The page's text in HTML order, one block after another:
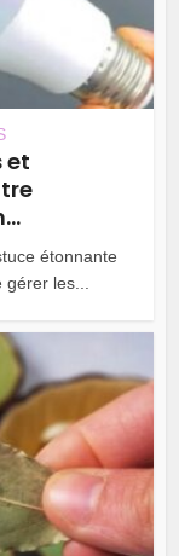
et
étonnante
les...